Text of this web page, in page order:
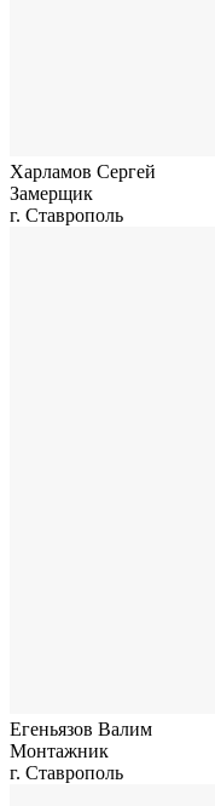
Харламов Сергей
Замерщик
г. Ставрополь
Егеньязов Валим
Монтажник
г. Ставрополь